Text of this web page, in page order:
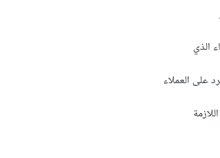
الذي
على العملاء